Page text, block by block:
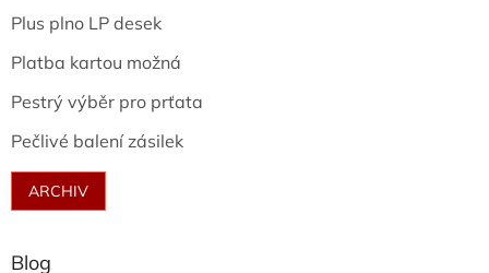
Plus plno LP desek
Platba kartou možná
Pestrý výběr pro prťata
Pečlivé balení zásilek
ARCHIV
Blog